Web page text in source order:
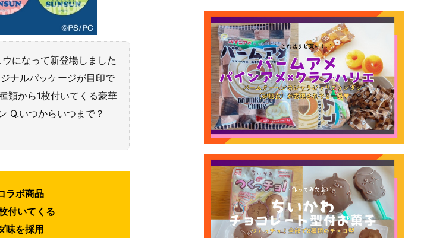
になって新登場しました
ナルパッケージが目印で
類から1枚付いてくる豪華
Q.いつからいつまで？
ラボ商品
付いてくる
味を採用